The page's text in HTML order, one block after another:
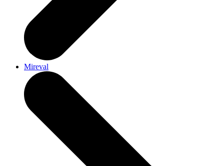
Mireval